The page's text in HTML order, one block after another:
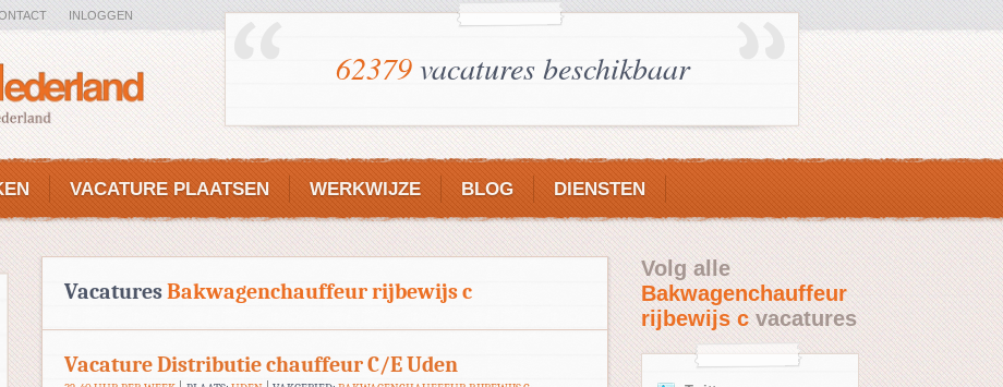
INLOGGEN
62379vacatures beschikbaar
VACATURE PLAATSEN WERKWIJZE BLOG DIENSTEN
VacaturesBakwagenchauffeur rijbewijs c
Vacature Distributie chauffeur C/E Uden
Volg alle
Bakwagenchauffeur
rijbewijs cvacatures